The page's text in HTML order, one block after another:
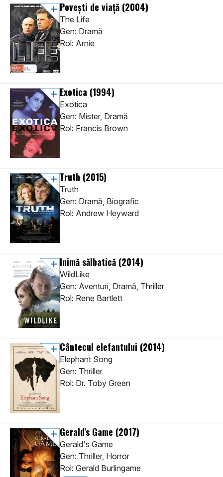
Poveşti de viaţă (2004)
The Life
Gen: Dramă
Rol: Arnie
Exotica (1994)
Exotica
Gen: Mister, Dramă
Rol: Francis Brown
Truth (2015)
Truth
Gen: Dramă, Biografic
Rol: Andrew Heyward
Inimă sălbatică (2014)
WildLike
Gen: Aventuri, Dramă, Thriller
Rol: Rene Bartlett
Cântecul elefantului (2014)
Elephant Song
Gen: Thriller
Rol: Dr. Toby Green
Gerald's Game (2017)
Gerald's Game
Gen: Thriller, Horror
Rol: Gerald Burlingame